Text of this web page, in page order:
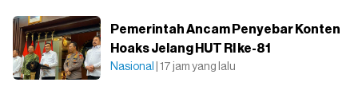
Pemerintah Ancam Penyebar Konten
Hoaks Jelang HUT RI ke-81
Nasional | 17 jam yang lalu